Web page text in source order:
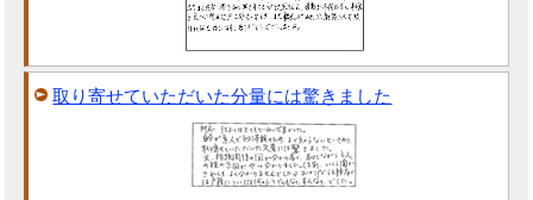
取り寄せていただいた分量には驚きました